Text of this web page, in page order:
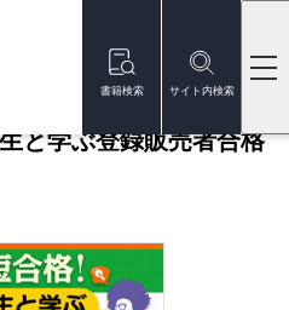
書籍検索 サイト内検索
と学ぶ登録販売者合格